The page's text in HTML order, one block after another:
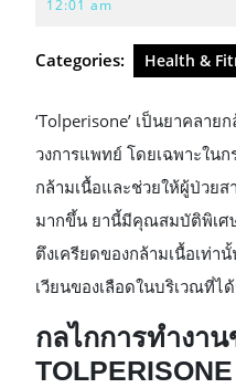
12:01 am
Categories: Health &
‘Tolperisone’ เป็นยาคลา
วงการแพทย์ โดยเฉพาะใน
กล้ามเนื้อและช่วยให้ผู้ป่วยส
มากขึ้น ยานี้มีคุณสมบัติพิเศ
ตึงเครียดของกล้ามเนื้อเท่า
เวียนของเลือดในบริเวณที่ไ
กลไกการทำงาน
TOLPERISONE